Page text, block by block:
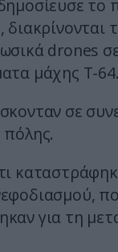
το
διακρίνονται
drones
μάχης T-64.
σε
για τη